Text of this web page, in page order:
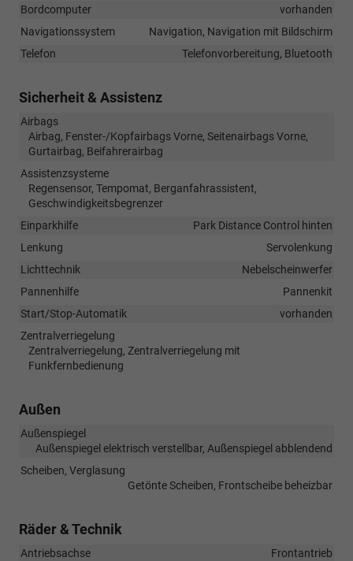
Bordcomputer
vorhanden
Navigationssystem
Navigation, Navigation mit Bildschirm
Telefon
Telefonvorbereitung, Bluetooth
Sicherheit & Assistenz
Airbags
Airbag, Fenster-/Kopfairbags Vorne, Seitenairbags Vorne,
Gurtairbag, Beifahrerairbag
Assistenzsysteme
Regensensor, Tempomat, Berganfahrassistent,
Geschwindigkeitsbegrenzer
Einparkhilfe
Park Distance Control hinten
Lenkung
Servolenkung
Lichttechnik
Nebelscheinwerfer
Pannenhilfe
Pannenkit
Start/Stop-Automatik
vorhanden
Zentralverriegelung
Zentralverriegelung, Zentralverriegelung mit
Funkfernbedienung
Außen
Außenspiegel
Außenspiegel elektrisch verstellbar, Außenspiegel abblendend
Scheiben, Verglasung
Getönte Scheiben, Frontscheibe beheizbar
Räder & Technik
Antriebsachse
Frontantrieb